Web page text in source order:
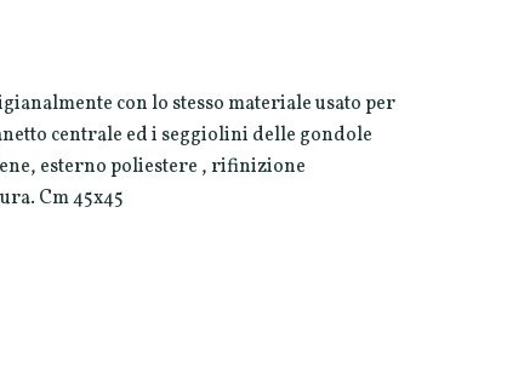
con lo stesso materiale usato per
centrale ed i seggiolini delle gondole
esterno poliestere , rifinizione
Cm 45x45